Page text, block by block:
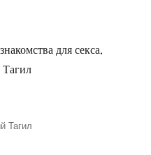
для секса,
Тагил